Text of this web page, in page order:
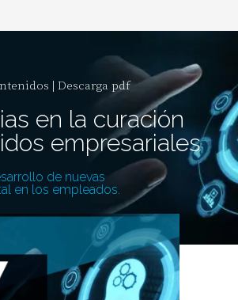
| Descarga pdf
en la curación
empresariales
de nuevas
en los empleados.